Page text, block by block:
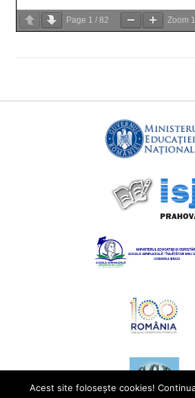
Page 1 / 82 Zoom
Acest site foloseşte cookies!